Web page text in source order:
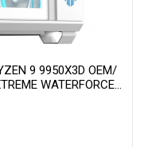
9 9950X3D OEM/
WATERFORCE